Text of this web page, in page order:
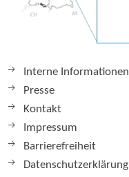
Interne Informationen
Presse
Kontakt
Impressum
Barrierefreiheit
Datenschutzerklärung